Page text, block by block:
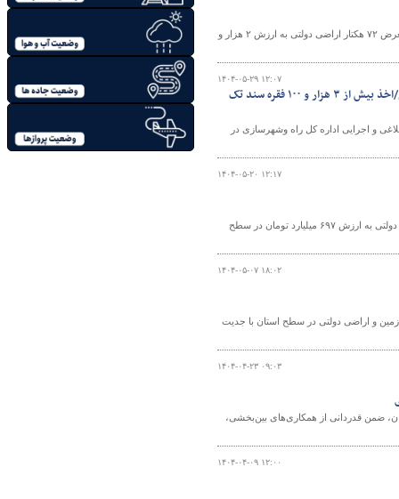
فرمانده یگان حفاظت از اراضی اداره کل راه و شهرسازی استان اردبیل از رفع تصرف و تعرض ۷۲ هکتار اراضی دولتی به ارزش ۲ هزار و
۱۴۰۴-۰۵-۲۹ ۱۲:۰۷
پیگیری و تحقق اهداف برنامه‌های ابلاغی اداره کل راه و شهرسازی آذربایجان‌غربی/اخذ بیش از ۳ هزار و ۱۰۰ فقره سند تک
و اجرایی اداره کل راه وشهرسازی در
۱۴۰۴-۰۵-۲۰ ۱۲:۱۷
فرمانده یگان حفاظت از اراضی راه و شهرسازی استان اردبیل از رفع تعرض ۸ هکتار زمین دولتی به ارزش ۶۹۷ میلیارد تومان در سطح
۱۴۰۴-۰۵-۰۷ ۱۸:۰۲
و اراضی دولتی در سطح استان با جدیت
۱۴۰۴-۰۴-۲۳ ۰۹:۰۳
ضمن قدردانی از همکاری‌های بین‌بخشی،
۱۴۰۴-۰۴-۰۹ ۱۲:۰۰